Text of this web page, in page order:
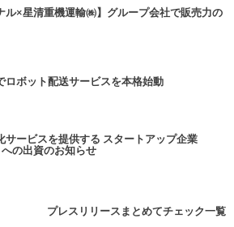
ル×星清重機運輸㈱】グループ会社で販売力の
ロボット配送サービスを本格始動
サービスを提供する スタートアップ企業
の出資のお知らせ
プレスリリースまとめてチェック一覧